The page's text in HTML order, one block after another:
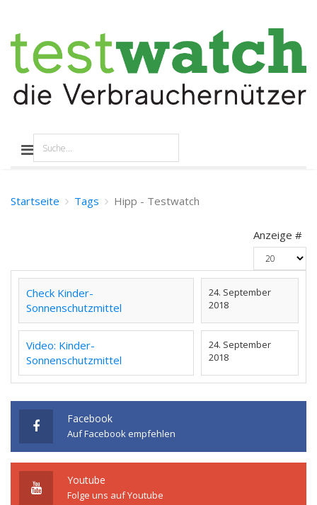
Startseite Tags Hipp - Testwatch
Anzeige #
Check Kinder-
Sonnenschutzmittel
24. September
2018
Video: Kinder-
Sonnenschutzmittel
24. September
2018
Facebook
Auf Facebook empfehlen
Youtube
Folge uns auf Youtube